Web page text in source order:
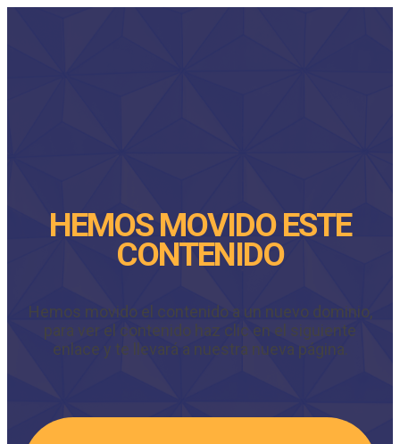
HEMOS MOVIDO ESTE
CONTENIDO
Hemos movido el contenido a un nuevo dominio,
para ver el contenido haz clic en el siguiente
enlace y te llevará a nuestra nueva página.